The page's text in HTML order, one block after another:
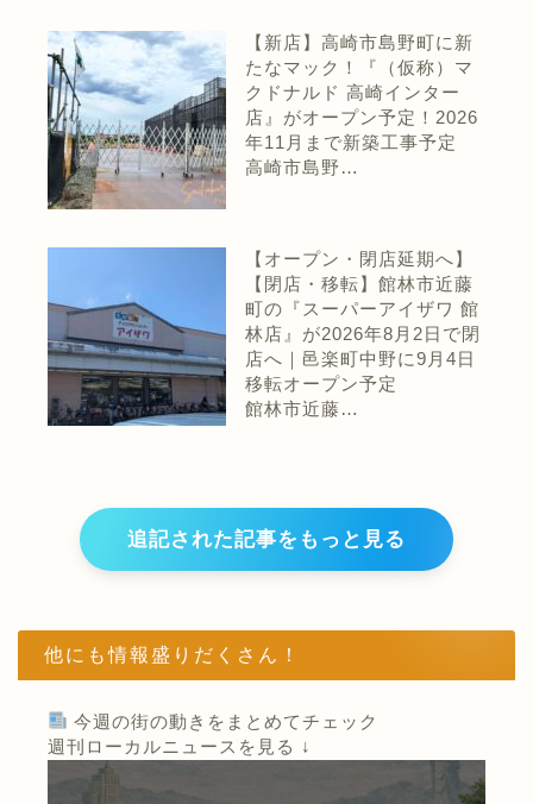
【新店】高崎市島野町に新
たなマック！『（仮称）マ
クドナルド 高崎インター
店』がオープン予定！2026
年11月まで新築工事予定
高崎市島野…
【オープン・閉店延期へ】
【閉店・移転】館林市近藤
町の『スーパーアイザワ 館
林店』が2026年8月2日で閉
店へ｜邑楽町中野に9月4日
移転オープン予定
館林市近藤…
追記された記事をもっと見る
他にも情報盛りだくさん！
今週の街の動きをまとめてチェック
週刊ローカルニュースを見る ↓